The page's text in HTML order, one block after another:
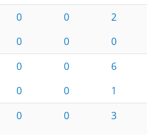
0 0 2
0 0 0
0 0 6
0 0 1
0 0 3